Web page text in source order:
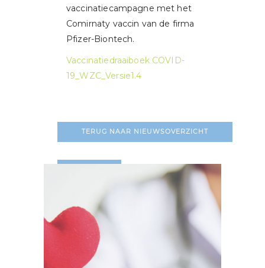
vaccinatiecampagne met het
Comirnaty vaccin van de firma
Pfizer-Biontech.
Vaccinatiedraaiboek COVID-
19_WZC_Versie1.4
TERUG NAAR NIEUWSOVERZICHT